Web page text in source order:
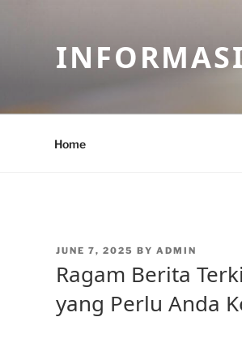
Home
POSTED
JUNE 7, 2025 BY ADMIN
Ragam Berita
yang Perlu Anda